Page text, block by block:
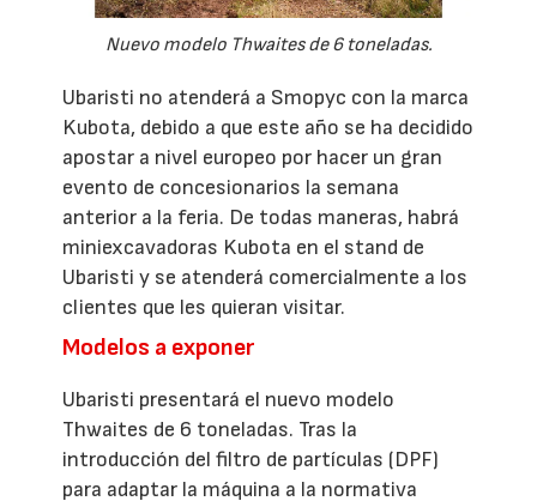
Nuevo modelo Thwaites de 6 toneladas.
Ubaristi no atenderá a Smopyc con la marca
Kubota, debido a que este año se ha decidido
apostar a nivel europeo por hacer un gran
evento de concesionarios la semana
anterior a la feria. De todas maneras, habrá
miniexcavadoras Kubota en el stand de
Ubaristi y se atenderá comercialmente a los
clientes que les quieran visitar.
Modelos a exponer
Ubaristi presentará el nuevo modelo
Thwaites de 6 toneladas. Tras la
introducción del filtro de partículas (DPF)
para adaptar la máquina a la normativa